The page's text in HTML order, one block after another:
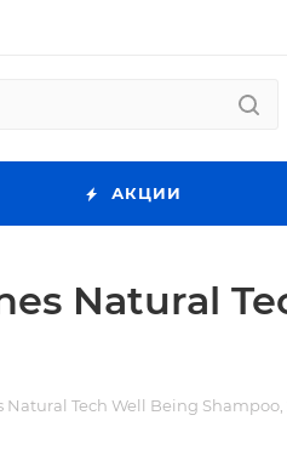
АКЦИИ
Natural
Tech Well Being Shampoo,